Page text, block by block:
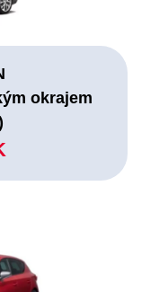
okrajem